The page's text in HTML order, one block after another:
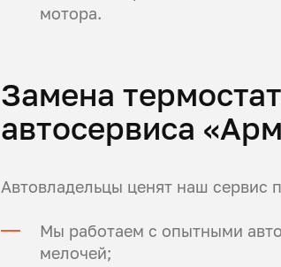
мотора.
Замена
автосервиса
Автовладельцы ценят наш сервис
Мы работаем с опытными
мелочей;